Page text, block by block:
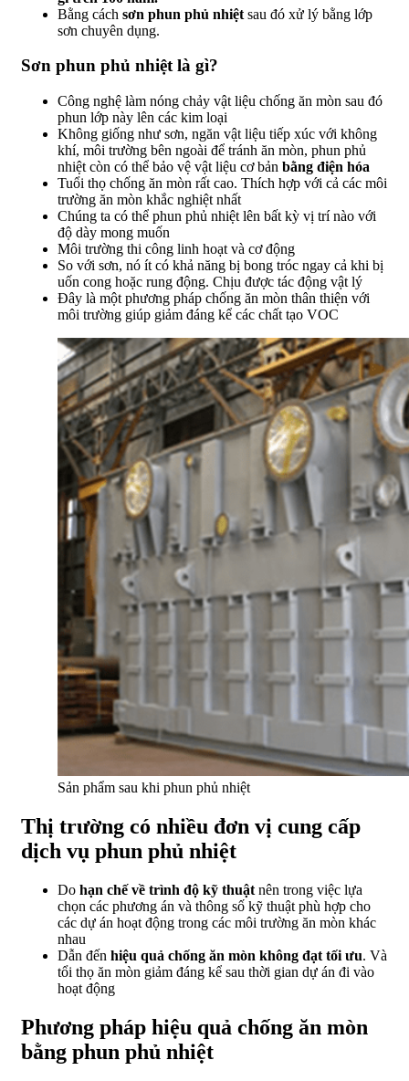
Bằng cách sơn phun phủ nhiệt sau đó xử lý bằng lớp
sơn chuyên dụng.
Sơn phun phủ nhiệt là gì?
Công nghệ làm nóng chảy vật liệu chống ăn mòn sau đó
phun lớp này lên các kim loại
Không giống như sơn, ngăn vật liệu tiếp xúc với không
khí, môi trường bên ngoài để tránh ăn mòn, phun phủ
nhiệt còn có thể bảo vệ vật liệu cơ bản bằng điện hóa
Tuổi thọ chống ăn mòn rất cao. Thích hợp với cả các môi
trường ăn mòn khắc nghiệt nhất
Chúng ta có thể phun phủ nhiệt lên bất kỳ vị trí nào với
độ dày mong muốn
Môi trường thi công linh hoạt và cơ động
So với sơn, nó ít có khả năng bị bong tróc ngay cả khi bị
uốn cong hoặc rung động. Chịu được tác động vật lý
Đây là một phương pháp chống ăn mòn thân thiện với
môi trường giúp giảm đáng kể các chất tạo VOC
Sản phẩm sau khi phun phủ nhiệt
Thị trường có nhiều đơn vị cung cấp
dịch vụ phun phủ nhiệt
Do hạn chế về trình độ kỹ thuật nên trong việc lựa
chọn các phương án và thông số kỹ thuật phù hợp cho
các dự án hoạt động trong các môi trường ăn mòn khác
nhau
Dẫn đến hiệu quả chống ăn mòn không đạt tối ưu. Và
tổi thọ ăn mòn giảm đáng kể sau thời gian dự án đi vào
hoạt động
Phương pháp hiệu quả chống ăn mòn
bằng phun phủ nhiệt